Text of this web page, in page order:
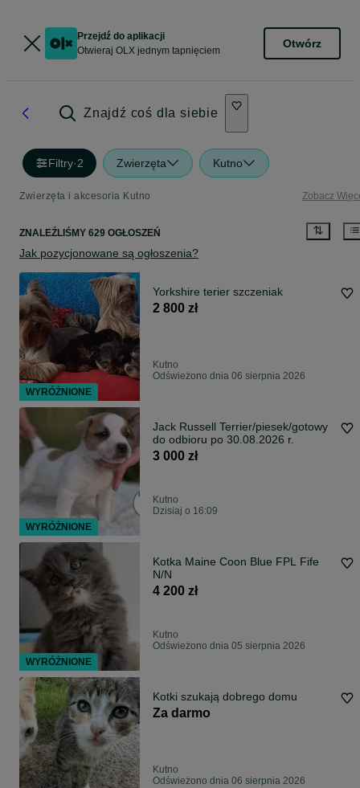
Przejdź do aplikacji
Otwieraj OLX jednym tapnięciem
Otwórz
Znajdź coś dla siebie
Filtry·2 Zwierzęta Kutno
Zwierzęta i akcesoria Kutno Zobacz
ZNALEŹLIŚMY 629 OGŁOSZEŃ
Jak pozycjonowane są ogłoszenia?
Yorkshire terier szczeniak
2 800 zł
Kutno
Odświeżono dnia 06 sierpnia 2026
Jack Russell Terrier/piesek/gotowy
do odbioru po 30.08.2026 r.
3 000 zł
Kutno
Dzisiaj o 16:09
Kotka Maine Coon Blue FPL Fife
N/N
4 200 zł
Kutno
Odświeżono dnia 05 sierpnia 2026
Kotki szukają dobrego domu
Za darmo
Kutno
Odświeżono dnia 06 sierpnia 2026
WYRÓŻNIONE
WYRÓŻNIONE
WYRÓŻNIONE